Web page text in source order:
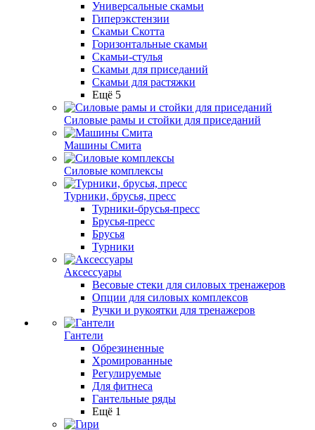
Универсальные скамьи
Гиперэкстензии
Скамьи Скотта
Горизонтальные скамьи
Скамьи-стулья
Скамьи для приседаний
Скамьи для растяжки
Ещё 5
Силовые рамы и стойки для приседаний
Машины Смита
Силовые комплексы
Турники, брусья, пресс
Турники-брусья-пресс
Брусья-пресс
Брусья
Турники
Аксессуары
Весовые стеки для силовых тренажеров
Опции для силовых комплексов
Ручки и рукоятки для тренажеров
Гантели
Обрезиненные
Хромированные
Регулируемые
Для фитнеса
Гантельные ряды
Ещё 1